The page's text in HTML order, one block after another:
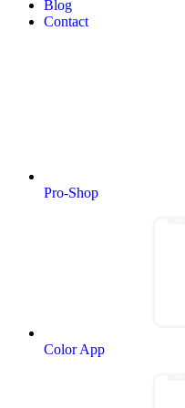
Blog
Contact
Pro-Shop
Color App